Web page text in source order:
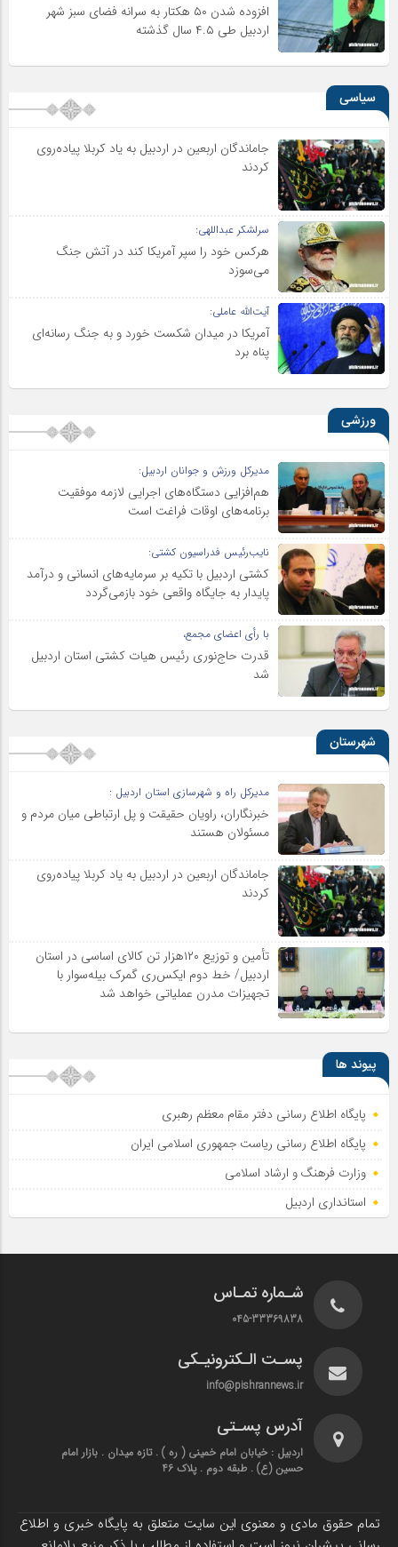
افزوده شدن ۵۰ هکتار به سرانه فضای سبز شهر
اردبیل طی ۴.۵ سال گذشته
سیاسی
جاماندگان اربعین در اردبیل به یاد کربلا پیاده‌روی
کردند
سرلشکر عبداللهی:
هرکس خود را سپر آمریکا کند در آتش جنگ
می‌سوزد
آیت‌الله عاملی:
آمریکا در میدان شکست خورد و به جنگ رسانه‌ای
پناه برد
ورزشی
مدیرکل ورزش و جوانان اردبیل:
هم‌افزایی دستگاه‌های اجرایی لازمه موفقیت
برنامه‌های اوقات فراغت است
نایب‌رئیس فدراسیون کشتی:
کشتی اردبیل با تکیه بر سرمایه‌های انسانی و درآمد
پایدار به جایگاه واقعی خود بازمی‌گردد
با رأی اعضای مجمع،
قدرت حاج‌نوری رئیس هیات کشتی استان اردبیل
شد
شهرستان
مدیرکل راه و شهرسازی استان اردبیل :
خبرنگاران، راویان حقیقت و پل ارتباطی میان مردم و
مسئولان هستند
جاماندگان اربعین در اردبیل به یاد کربلا پیاده‌روی
کردند
تأمین و توزیع ۱۲۰هزار تن کالای اساسی در استان
اردبیل/ خط دوم ایکس‌ری گمرک بیله‌سوار با
تجهیزات مدرن عملیاتی خواهد شد
پیوند ها
پایگاه اطلاع رسانی دفتر مقام معظم رهبری
پایگاه اطلاع‌ رسانی ریاست‌ جمهوری اسلامی ایران
وزارت فرهنگ و ارشاد اسلامی
استانداری اردبیل
شـماره تمـاس
045-33369838
پسـت الـکترونیـکی
info@pishrannews.ir
آدرس پسـتی
اردبیل : خیابان امام خمینی ( ره ) . تازه میدان . بازار امام
حسین (ع) . طبقه دوم . پلاک 46
تمام حقوق مادی و معنوی این سایت متعلق به پایگاه خبری و اطلاع